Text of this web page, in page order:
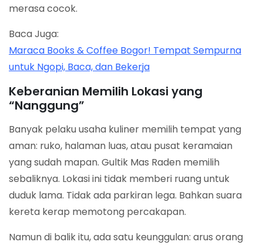
merasa cocok.
Baca Juga:
Maraca Books & Coffee Bogor! Tempat Sempurna
untuk Ngopi, Baca, dan Bekerja
Keberanian Memilih Lokasi yang
“Nanggung”
Banyak pelaku usaha kuliner memilih tempat yang
aman: ruko, halaman luas, atau pusat keramaian
yang sudah mapan. Gultik Mas Raden memilih
sebaliknya. Lokasi ini tidak memberi ruang untuk
duduk lama. Tidak ada parkiran lega. Bahkan suara
kereta kerap memotong percakapan.
Namun di balik itu, ada satu keunggulan: arus orang